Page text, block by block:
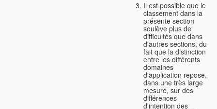
Il est possible que le
classement dans la
présente section
soulève plus de
difficultés que dans
d'autres sections, du
fait que la distinction
entre les différents
domaines
d'application repose,
dans une très large
mesure, sur des
différences
d'intention des